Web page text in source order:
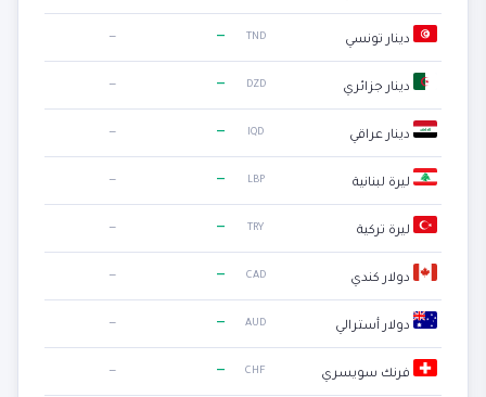
دينار تونسي TND
—
—
دينار جزائري DZD
—
—
دينار عراقي IQD
—
—
ليرة لبنانية LBP
—
—
ليرة تركية TRY
—
—
دولار كندي CAD
—
—
دولار أسترالي AUD
—
—
فرنك سويسري CHF
—
—